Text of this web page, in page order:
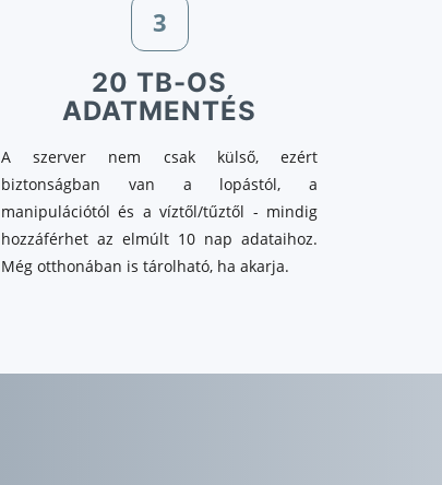
3
20 TB-OS
ADATMENTÉS
A szerver nem csak külső, ezért
biztonságban van a lopástól, a
manipulációtól és a víztől/tűztől - mindig
hozzáférhet az elmúlt 10 nap adataihoz.
Még otthonában is tárolható, ha akarja.